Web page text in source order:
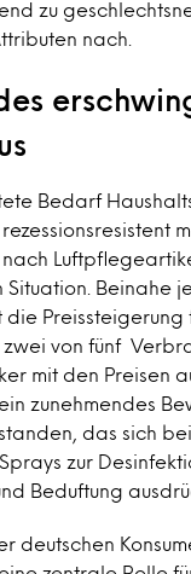
zu
nach.
Bedarf
Situation. Beinahe
die
von fünf
mit den Preisen
zunehmendes
das sich
zur
Beduftung
deutschen